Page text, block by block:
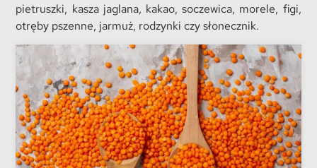
pietruszki, kasza jaglana, kakao, soczewica, morele, figi,
otręby pszenne, jarmuż, rodzynki czy słonecznik.